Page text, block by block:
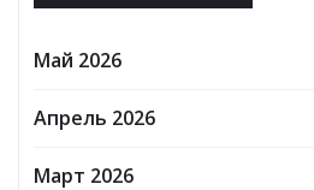
Май 2026
Апрель 2026
Март 2026